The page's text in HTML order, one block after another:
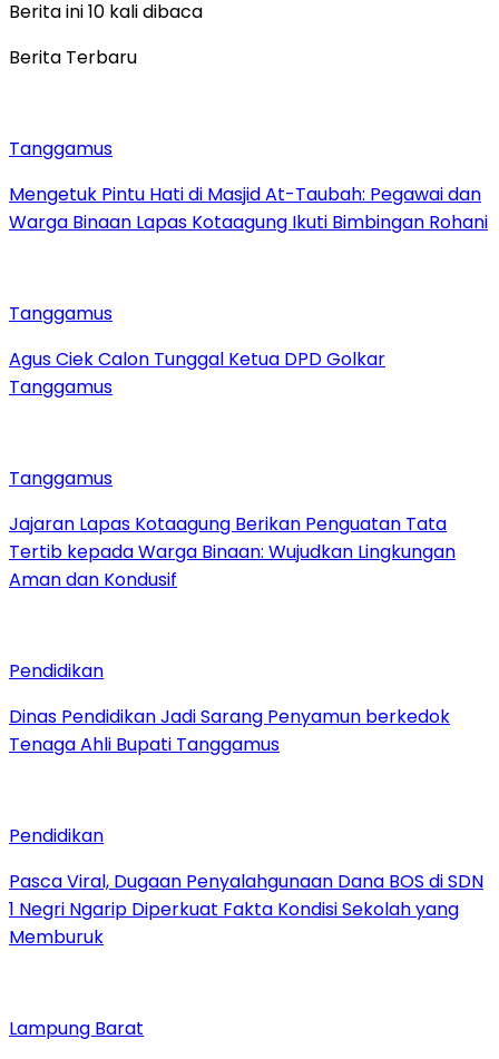
Berita ini 10 kali dibaca
Berita Terbaru
Tanggamus
Mengetuk Pintu Hati di Masjid At-Taubah: Pegawai dan
Warga Binaan Lapas Kotaagung Ikuti Bimbingan Rohani
Tanggamus
Agus Ciek Calon Tunggal Ketua DPD Golkar
Tanggamus
Tanggamus
Jajaran Lapas Kotaagung Berikan Penguatan Tata
Tertib kepada Warga Binaan: Wujudkan Lingkungan
Aman dan Kondusif
Pendidikan
Dinas Pendidikan Jadi Sarang Penyamun berkedok
Tenaga Ahli Bupati Tanggamus
Pendidikan
Pasca Viral, Dugaan Penyalahgunaan Dana BOS di SDN
1 Negri Ngarip Diperkuat Fakta Kondisi Sekolah yang
Memburuk
Lampung Barat